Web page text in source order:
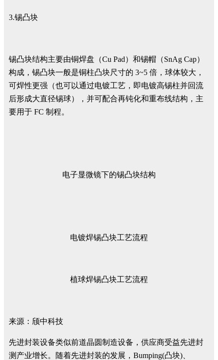
3.锡凸块
锡凸块结构主要由铜焊盘（Cu Pad）和锡帽（SnAg Cap）
构成，锡凸块一般是铜柱凸块尺寸的 3~5 倍，球体较大，
可焊性更强（也可以通过电镀工艺，即电镀高锡柱并回流
后形成大直径锡球），并可配合再钝化和重布线结构，主
要用于 FC 制程。
电子显微镜下的锡凸块结构
电镀焊锡凸块工艺流程
植球焊锡凸块工艺流程
来源：颀中科技
先进封装设备类似前道晶圆制造设备，供应商受益先进封
测产业增长。随着先进封装的发展，Bumping(凸块)、